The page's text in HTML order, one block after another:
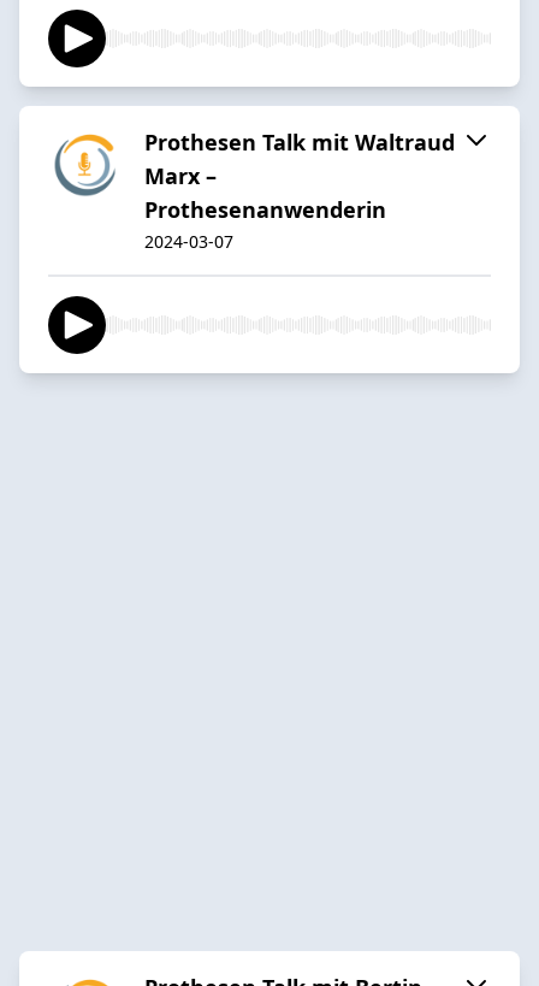
Prothesen Talk mit Waltraud
Marx –
Prothesenanwenderin
2024-03-07